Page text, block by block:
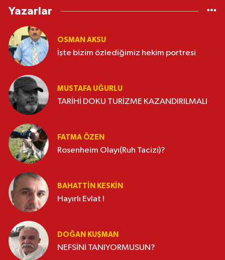
Yazarlar
OSMAN AKSU
İşte bizim özlediğimiz hekim portresi
MUSTAFA UĞURLU
TARİHİ DOKU TURİZME KAZANDIRILMALI
FATMA ÖZEN
Rosenheim Olayı(Ruh Tacizi)?
BAHATTIN KESKİN
Hayırlı Evlat !
DOĞAN KUŞMAN
NEFSİNİ TANIYORMUSUN?